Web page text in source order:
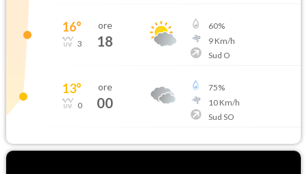
16°
3
ore
18
60%
9Km/h
Sud O
13°
0
ore
00
75%
10Km/h
Sud SO